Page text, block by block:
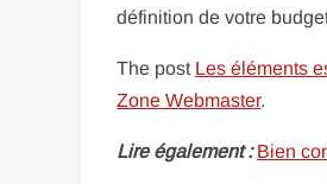
définition de votre
The post Les éléments
Zone Webmaster.
Lire également : Bien